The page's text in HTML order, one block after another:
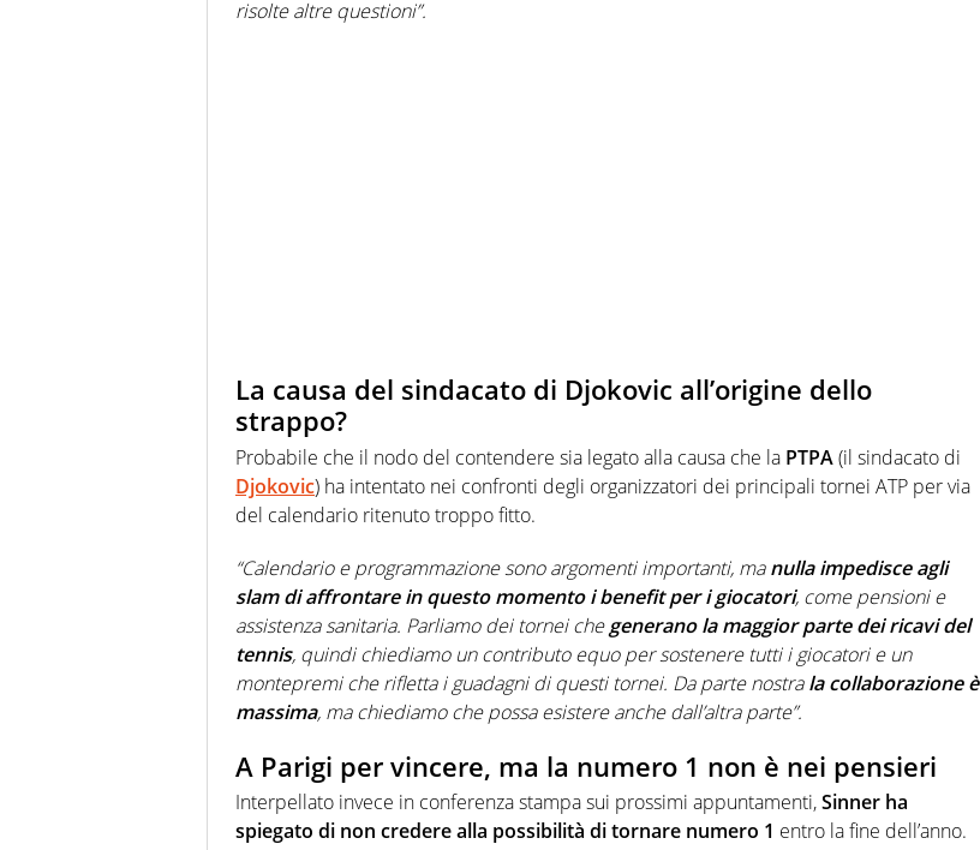
risolte altre questioni”.
La causa del sindacato di Djokovic all’origine dello
strappo?
Probabile che il nodo del contendere sia legato alla causa che la PTPA(il sindacato di
Djokovic) ha intentato nei confronti degli organizzatori dei principali tornei ATP per via
del calendario ritenuto troppo fitto.
“Calendario e programmazione sono argomenti importanti, manulla impedisce agli
slam di affrontare in questo momento i benefit per i giocatori, come pensioni e
assistenza sanitaria. Parliamo dei tornei chegenerano la maggior parte dei ricavi del
tennis, quindi chiediamo un contributo equo per sostenere tutti i giocatori e un
montepremi che rifletta i guadagni di questi tornei. Da parte nostrala collaborazione è
massima, ma chiediamo che possa esistere anche dall’altra parte”.
A Parigi per vincere, ma la numero 1 non è nei pensieri
Interpellato invece in conferenza stampa sui prossimi appuntamenti,Sinner ha
spiegato di non credere alla possibilità di tornare numero 1 entro la fine dell’anno.